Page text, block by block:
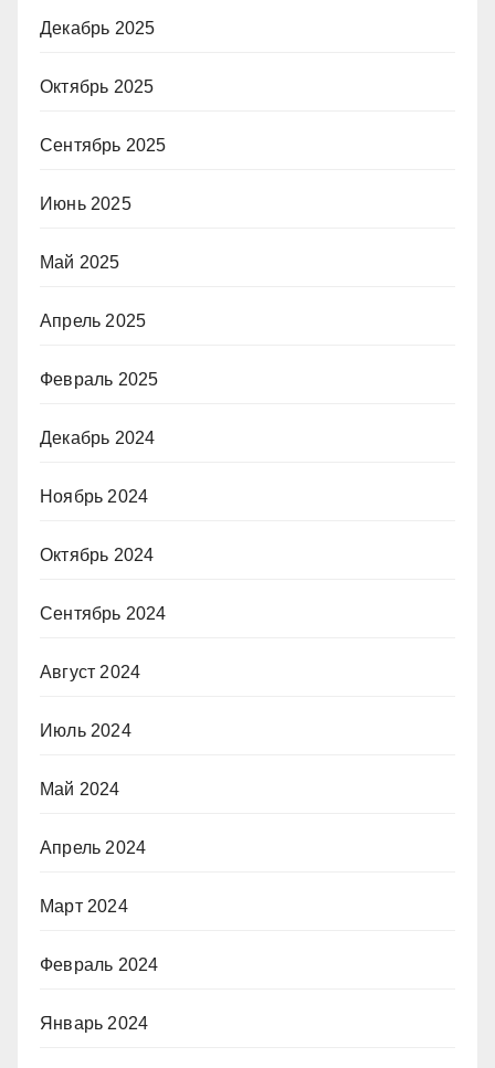
Декабрь 2025
Октябрь 2025
Сентябрь 2025
Июнь 2025
Май 2025
Апрель 2025
Февраль 2025
Декабрь 2024
Ноябрь 2024
Октябрь 2024
Сентябрь 2024
Август 2024
Июль 2024
Май 2024
Апрель 2024
Март 2024
Февраль 2024
Январь 2024